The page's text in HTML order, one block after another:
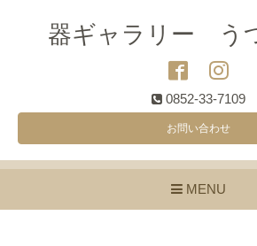
器ギャラリー う
0852-33-7109
お問い合わせ
MENU